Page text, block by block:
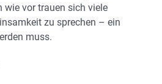
wie vor trauen sich viele
zu sprechen – ein
muss.